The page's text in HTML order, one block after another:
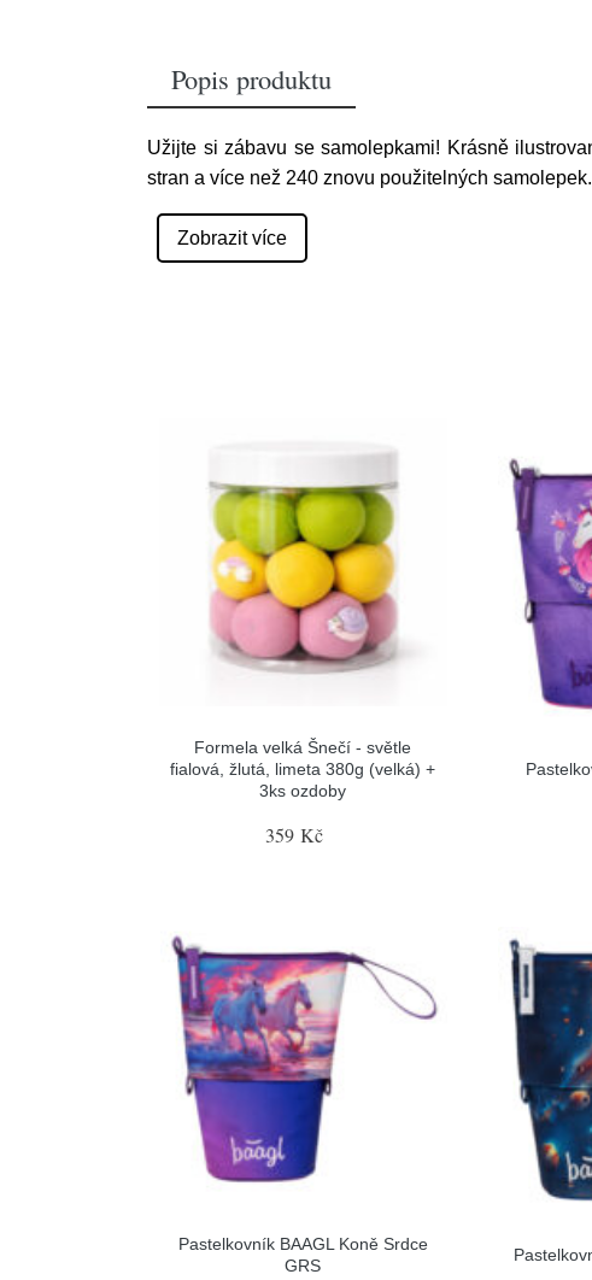
Popis produktu
Užijte si zábavu se samolepkami! Krásně
stran a více než 240 znovu použitelných
Zobrazit více
Formela velká Šnečí - světle
fialová, žlutá, limeta 380g (velká) +
3ks ozdoby
359 Kč
Pastelkovník BAAGL Koně Srdce
GRS